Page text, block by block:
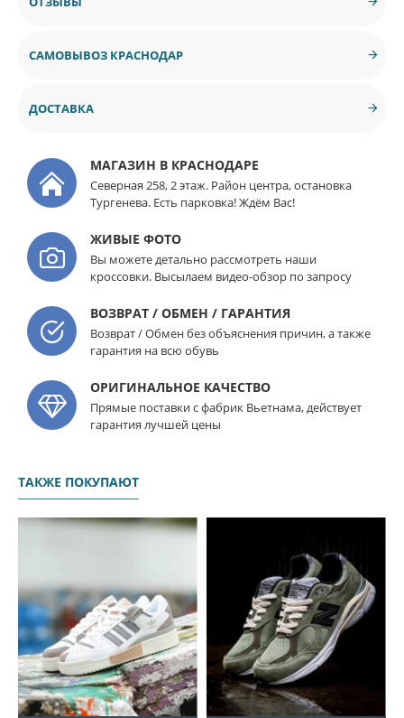
САМОВЫВОЗ КРАСНОДАР
ДОСТАВКА
МАГАЗИН В КРАСНОДАРЕ
Северная 258, 2 этаж. Район центра, остановка
Тургенева. Есть парковка! Ждём Вас!
ЖИВЫЕ ФОТО
Вы можете детально рассмотреть наши
кроссовки. Высылаем видео-обзор по запросу
ВОЗВРАТ / ОБМЕН / ГАРАНТИЯ
Возврат / Обмен без объяснения причин, а также
гарантия на всю обувь
ОРИГИНАЛЬНОЕ КАЧЕСТВО
Прямые поставки с фабрик Вьетнама, действует
гарантия лучшей цены
ТАКЖЕ ПОКУПАЮТ